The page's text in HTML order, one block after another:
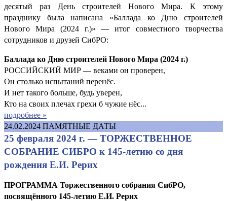
десятый раз День строителей Нового Мира. К этому
празднику была написана «Баллада ко Дню строителей
Нового Мира (2024 г.)» — итог совместного творчества
сотрудников и друзей СибРО:
Баллада ко Дню строителей Нового Мира (2024 г.)
РОССИЙСКИЙ МИР — веками он проверен,
Он столько испытаний перенёс.
И нет такого больше, будь уверен,
Кто на своих плечах грехи б чужие нёс...
подробнее »
24.02.2024 ПАМЯТНЫЕ ДАТЫ
25 февраля 2024 г. — ТОРЖЕСТВЕННОЕ
СОБРАНИЕ СИБРО к 145-летию со дня
рождения Е.И. Рерих
ПРОГРАММА Торжественного собрания СибРО,
посвящённого 145-летию Е.И. Рерих